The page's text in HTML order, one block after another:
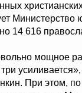
14 616
мощное
При этом, по